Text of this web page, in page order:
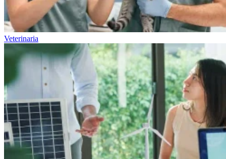
Veterinaria